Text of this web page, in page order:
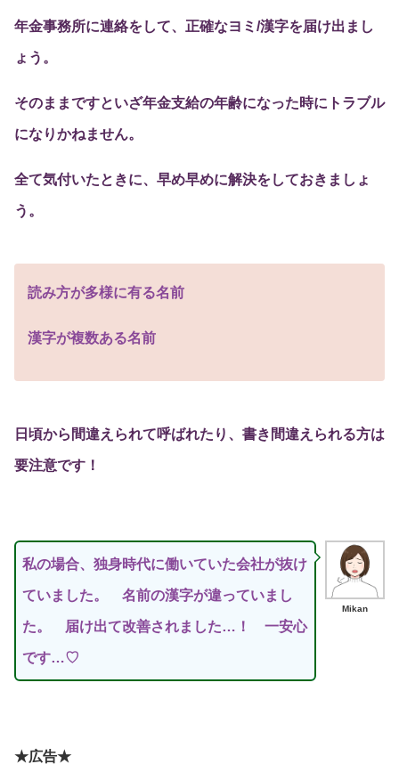
年金事務所に連絡をして、正確なヨミ/漢字を届け出まし
ょう。
そのままですといざ年金支給の年齢になった時にトラブル
になりかねません。
全て気付いたときに、早め早めに解決をしておきましょ
う。
読み方が多様に有る名前
漢字が複数ある名前
日頃から間違えられて呼ばれたり、書き間違えられる方は
要注意です！
Mikan
私の場合、独身時代に働いていた会社が抜け
ていました。 名前の漢字が違っていまし
た。 届け出て改善されました…！ 一安心
です…♡
★広告★